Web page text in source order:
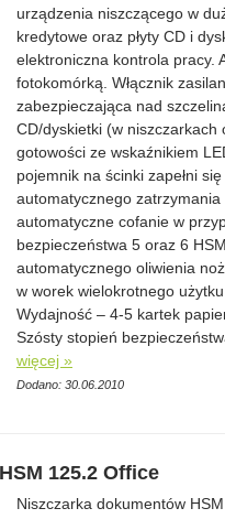
urządzenia niszczącego w
kredytowe oraz płyty CD i
elektroniczna kontrola pracy.
fotokomórką. Włącznik
zabezpieczająca nad
CD/dyskietki (w
gotowości ze wskaźnikiem
pojemnik na ścinki zapełni
automatycznego
automatyczne cofanie w
bezpieczeństwa 5 oraz 6
automatycznego oliwienia
w worek wielokrotnego
Wydajność – 4-5 kartek
Szósty stopień
więcej »
Dodano: 30.06.2010
125.2 Office
Niszczarka dokumentów